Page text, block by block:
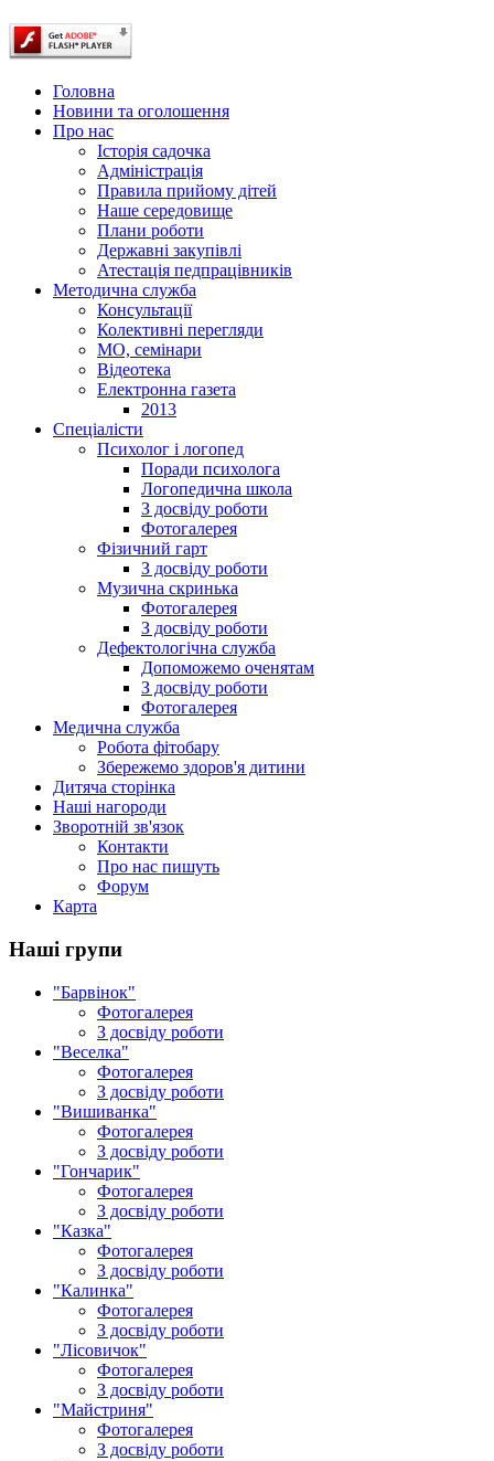
Головна
Новини та оголошення
Про нас
Історія садочка
Адміністрація
Правила прийому дітей
Наше середовище
Плани роботи
Державні закупівлі
Атестація педпрацівників
Методична служба
Консультації
Колективні перегляди
МО, семінари
Відеотека
Електронна газета
2013
Спеціалісти
Психолог і логопед
Поради психолога
Логопедична школа
З досвіду роботи
Фотогалерея
Фізичний гарт
З досвіду роботи
Музична скринька
Фотогалерея
З досвіду роботи
Дефектологічна служба
Допоможемо оченятам
З досвіду роботи
Фотогалерея
Медична служба
Робота фітобару
Збережемо здоров'я дитини
Дитяча сторінка
Наші нагороди
Зворотній зв'язок
Контакти
Про нас пишуть
Форум
Карта
Наші групи
"Барвінок"
Фотогалерея
З досвіду роботи
"Веселка"
Фотогалерея
З досвіду роботи
"Вишиванка"
Фотогалерея
З досвіду роботи
"Гончарик"
Фотогалерея
З досвіду роботи
"Казка"
Фотогалерея
З досвіду роботи
"Калинка"
Фотогалерея
З досвіду роботи
"Лісовичок"
Фотогалерея
З досвіду роботи
"Майстриня"
Фотогалерея
З досвіду роботи